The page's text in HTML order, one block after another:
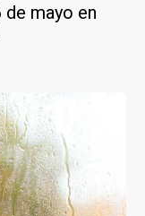
mayo en